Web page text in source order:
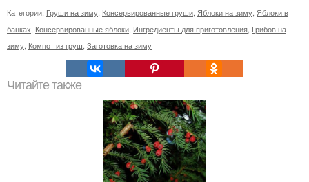
Категории: Груши на зиму Консервированные груши Яблоки на зиму Яблоки в
банках Консервированные яблоки Ингредиенты для приготовления Грибов на
зиму Компот из груш Заготовка на зиму
Читайте также